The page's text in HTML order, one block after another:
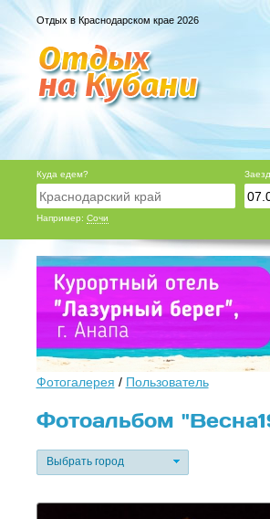
Отдых в Краснодарском крае 2026
Куда едем?
Например: Сочи
Заезд
Фотогалерея / Пользователь
Фотоальбом
Выбрать город